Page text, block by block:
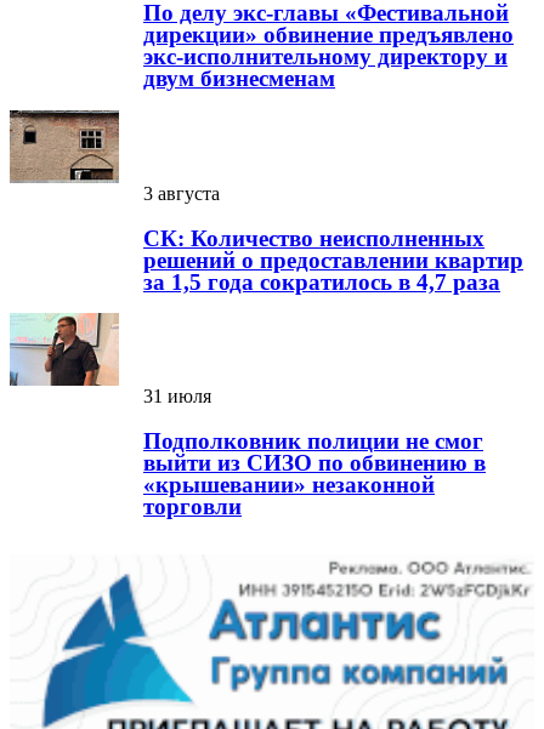
По делу экс-главы «Фестивальной
дирекции» обвинение предъявлено
экс-исполнительному директору и
двум бизнесменам
3 августа
СК: Количество неисполненных
решений о предоставлении квартир
за 1,5 года сократилось в 4,7 раза
31 июля
Подполковник полиции не смог
выйти из СИЗО по обвинению в
«крышевании» незаконной
торговли